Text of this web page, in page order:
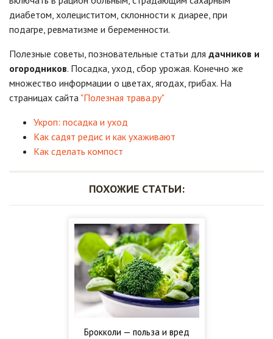
диабетом, холециститом, склонности к диарее, при
подагре, ревматизме и беременности.
Полезные советы, позновательные статьи для дачников и
огородников. Посадка, уход, сбор урожая. Конечно же
множество информации о цветах, ягодах, грибах. На
страницах сайта "Полезная трава.ру"
Укроп: посадка и уход
Как садят редис и как ухаживают
Как сделать компост
ПОХОЖИЕ СТАТЬИ:
Брокколи — польза и вред